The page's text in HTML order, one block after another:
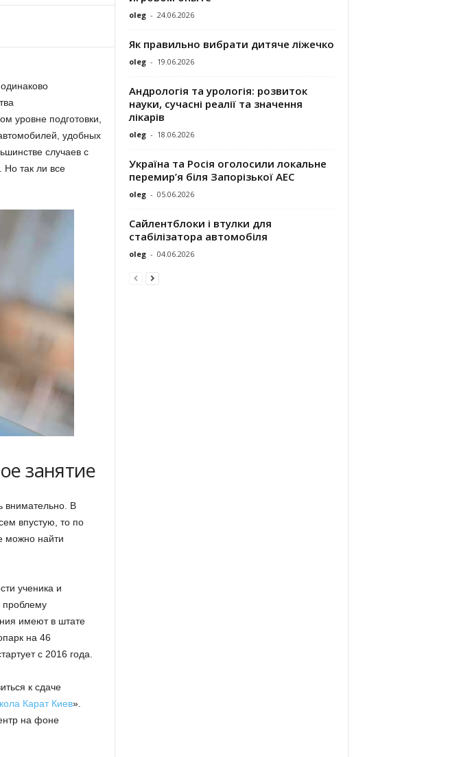
уровне подготовки,
удобных
случаев с
так ли все
занятие
внимательно. В
впустую, то по
можно найти
ученика и
проблему
имеют в штате
на 46
с 2016 года.
к сдаче
Карат Киев».
на фоне
oleg - 24.06.2026
Як правильно вибрати дитяче ліжечко
oleg - 19.06.2026
Андрологія та урологія: розвиток
науки, сучасні реалії та значення
лікарів
oleg - 18.06.2026
Україна та Росія оголосили локальне
перемир’я біля Запорізької АЕС
oleg - 05.06.2026
Сайлентблоки і втулки для
стабілізатора автомобіля
oleg - 04.06.2026